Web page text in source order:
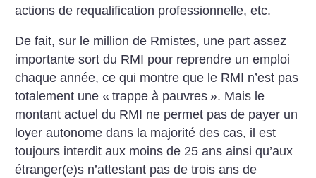
actions de requalification professionnelle, etc.
De fait, sur le million de Rmistes, une part assez
importante sort du RMI pour reprendre un emploi
chaque année, ce qui montre que le RMI n’est pas
totalement une « trappe à pauvres ». Mais le
montant actuel du RMI ne permet pas de payer un
loyer autonome dans la majorité des cas, il est
toujours interdit aux moins de 25 ans ainsi qu’aux
étranger(e)s n’attestant pas de trois ans de